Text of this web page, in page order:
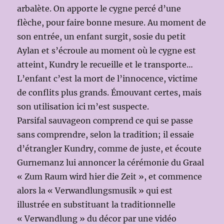
arbalète. On apporte le cygne percé d’une
flèche, pour faire bonne mesure. Au moment de
son entrée, un enfant surgit, sosie du petit
Aylan et s’écroule au moment où le cygne est
atteint, Kundry le recueille et le transporte…
L’enfant c’est la mort de l’innocence, victime
de conflits plus grands. Émouvant certes, mais
son utilisation ici m’est suspecte.
Parsifal sauvageon comprend ce qui se passe
sans comprendre, selon la tradition; il essaie
d’étrangler Kundry, comme de juste, et écoute
Gurnemanz lui annoncer la cérémonie du Graal
« Zum Raum wird hier die Zeit », et commence
alors la « Verwandlungsmusik » qui est
illustrée en substituant la traditionnelle
« Verwandlung » du décor par une vidéo